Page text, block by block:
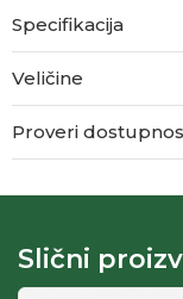
Specifikacija
Veličine
Proveri
Slični